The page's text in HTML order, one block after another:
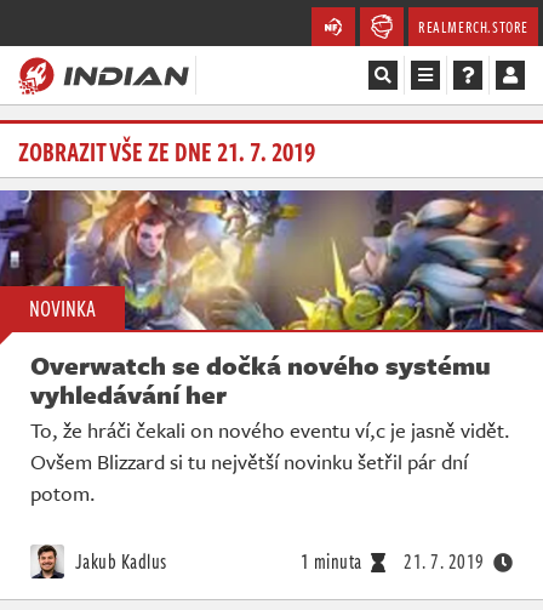
REALMERCH.STORE
Magazín
Recenze
Videa
Soutěže
Databáze
Komunita
Redakce
Živě
ZOBRAZIT VŠE ZE DNE 21. 7. 2019
NOVINKA
Overwatch se dočká nového systému
vyhledávání her
To, že hráči čekali on nového eventu ví,c je jasně vidět.
Ovšem Blizzard si tu největší novinku šetřil pár dní
potom.
Jakub Kadlus 1 minuta 21. 7. 2019